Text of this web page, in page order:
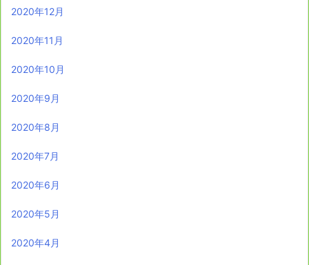
2020年12月
2020年11月
2020年10月
2020年9月
2020年8月
2020年7月
2020年6月
2020年5月
2020年4月